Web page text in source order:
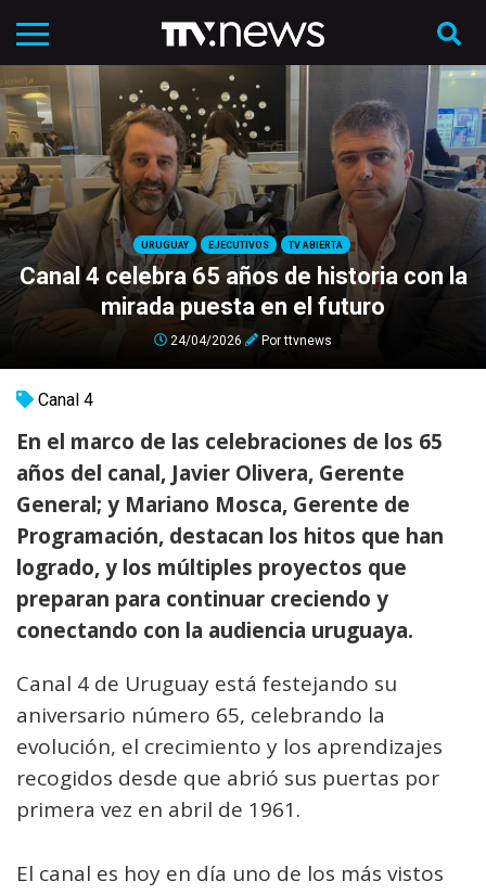
URUGUAY EJECUTIVOS TV ABIERTA
Canal 4 celebra 65 años de historia con la
mirada puesta en el futuro
24/04/2026 Porttvnews
Canal 4
En el marco de las celebraciones de los 65
años del canal, Javier Olivera, Gerente
General; y Mariano Mosca, Gerente de
Programación, destacan los hitos que han
logrado, y los múltiples proyectos que
preparan para continuar creciendo y
conectando con la audiencia uruguaya.
Canal 4 de Uruguay está festejando su
aniversario número 65, celebrando la
evolución, el crecimiento y los aprendizajes
recogidos desde que abrió sus puertas por
primera vez en abril de 1961.
El canal es hoy en día uno de los más vistos